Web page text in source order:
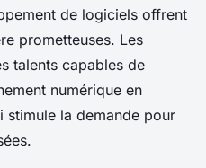
de logiciels offrent
prometteuses. Les
talents capables de
numérique en
stimule la demande pour